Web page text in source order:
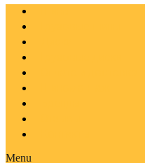
Menu